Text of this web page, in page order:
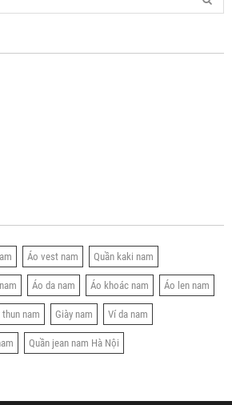
Áo vest nam Quần kaki nam
Áo da nam Áo khoác nam Áo len nam
thun nam Giày nam Ví da nam
Quần jean nam Hà Nội